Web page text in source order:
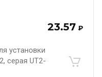
23.57 ₽
установки
серая UT2-